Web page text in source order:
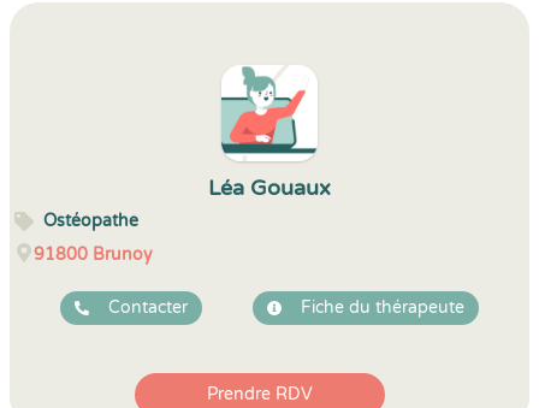
Léa Gouaux
Ostéopathe
91800 Brunoy
Contacter Fiche du thérapeute
Prendre RDV